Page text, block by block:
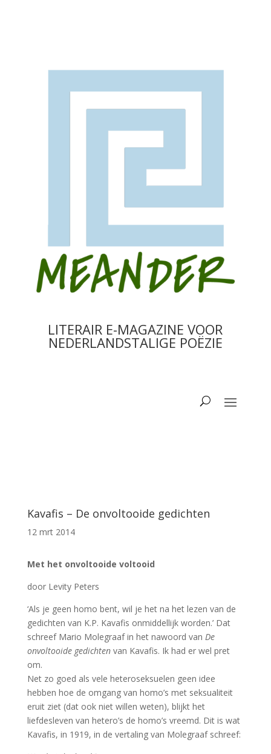
LITERAIR E-MAGAZINE VOOR
NEDERLANDSTALIGE POËZIE
Kavafis – De onvoltooide gedichten
12 mrt 2014
Met het onvoltooide voltooid
door Levity Peters
‘Als je geen homo bent, wil je het na het lezen van de
gedichten van K.P. Kavafis onmiddellijk worden.’ Dat
schreef Mario Molegraaf in het nawoord van De
onvoltooide gedichtenvan Kavafis. Ik had er wel pret
om.
Net zo goed als vele heteroseksuelen geen idee
hebben hoe de omgang van homo’s met seksualiteit
eruit ziet (dat ook niet willen weten), blijkt het
liefdesleven van hetero’s de homo’s vreemd. Dit is wat
Kavafis, in 1919, in de vertaling van Molegraaf schreef: